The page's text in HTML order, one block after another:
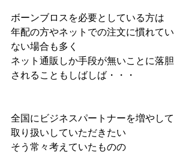
ボーンブロスを必要としている方は
年配の方やネットでの注文に慣れてい
ない場合も多く
ネット通販しか手段が無いことに落胆
されることもしばしば・・・
全国にビジネスパートナーを増やして
取り扱いしていただきたい
そう常々考えていたものの